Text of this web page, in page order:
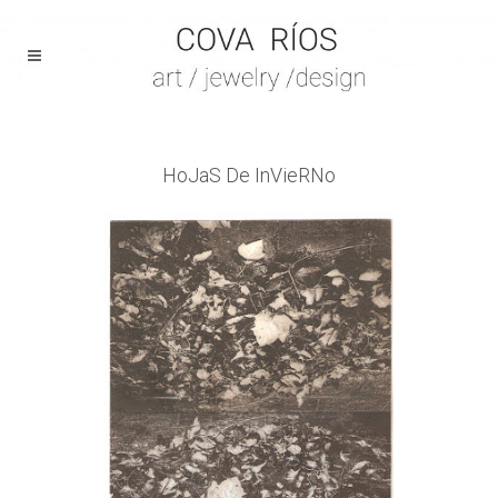
HoJaS De InVieRNo